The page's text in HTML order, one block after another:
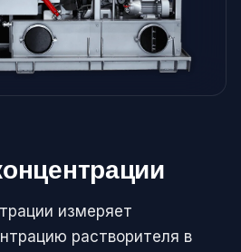
измеряет
растворителя в